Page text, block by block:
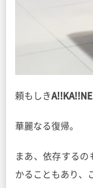
頼もしき
華麗なる復帰。
まあ、依存するの
かることもあり、